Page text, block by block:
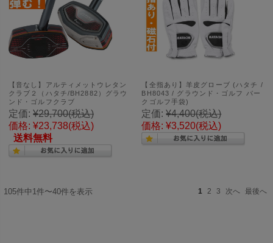
【音なし】アルティメットウレタン
クラブ２（ハタチ/BH2882）グラウ
ンド・ゴルフクラブ
定価: ¥29,700(税込)
価格: ¥23,738(税込)
送料無料
【全指あり】羊皮グローブ (ハタチ /
BH8043 / グラウンド・ゴルフ パー
クゴルフ手袋)
定価: ¥4,400(税込)
価格: ¥3,520(税込)
105件中1件〜40件を表示 1 2 3 次へ 最後へ